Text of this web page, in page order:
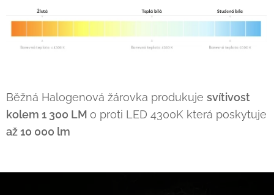
Běžná Halogenová žárovka produkuje svítivost
kolem 1 300 LM o proti LED 4300K která poskytuje
až 10 000 lm